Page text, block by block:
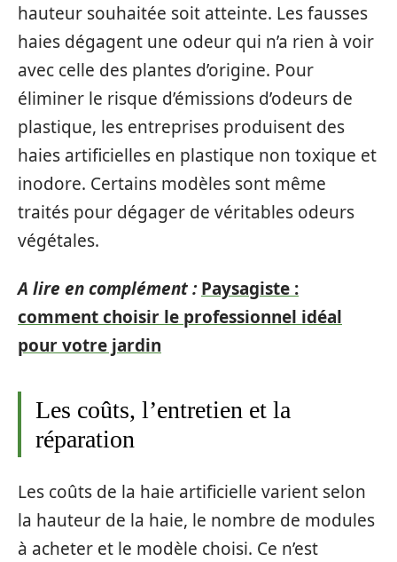
hauteur souhaitée soit atteinte. Les fausses
haies dégagent une odeur qui n’a rien à voir
avec celle des plantes d’origine. Pour
éliminer le risque d’émissions d’odeurs de
plastique, les entreprises produisent des
haies artificielles en plastique non toxique et
inodore. Certains modèles sont même
traités pour dégager de véritables odeurs
végétales.
A lire en complément : Paysagiste :
comment choisir le professionnel idéal
pour votre jardin
Les coûts, l’entretien et la
réparation
Les coûts de la haie artificielle varient selon
la hauteur de la haie, le nombre de modules
à acheter et le modèle choisi. Ce n’est